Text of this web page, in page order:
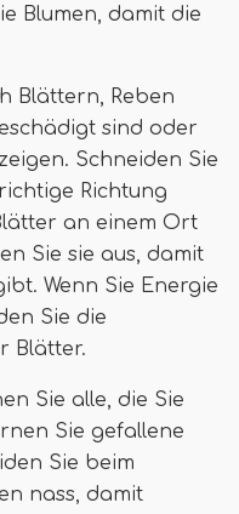
Blumen, damit die
Blättern, Reben
sind oder
Schneiden Sie
Richtung
an einem Ort
Sie sie aus, damit
Wenn Sie Energie
Sie die
Blätter.
Sie alle, die Sie
Sie gefallene
Sie beim
nass, damit